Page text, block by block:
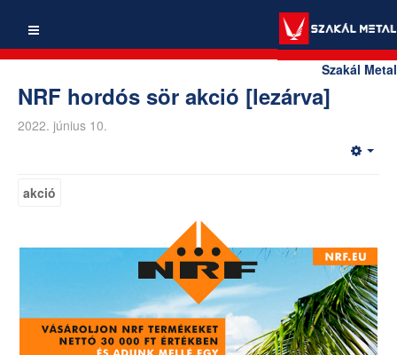
Szakál Metal
NRF hordós sör akció [lezárva]
2022. június 10.
akció